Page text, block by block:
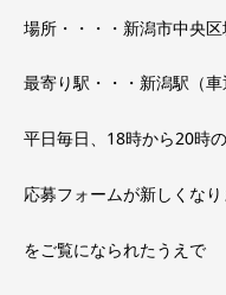
場所・・・・新潟市中央
最寄り駅・・・新潟駅（車
平日毎日、18時から20時
応募フォームが新しくな
をご覧になられたうえで